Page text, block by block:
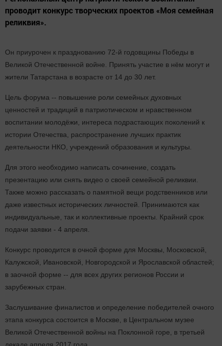
проводит конкурс творческих проектов «Моя семейная
реликвия».
Он приурочен к празднованию 72-й годовщины Победы в
Великой Отечественной войне. Принять участие в нём могут и
жители Татарстана в возрасте от 14 до 30 лет.
Цель форума -- повышение роли семейных духовных
ценностей и традиций в патриотическом и нравственном
воспитании молодёжи, интереса подрастающих поколений к
истории Отечества, распространение лучших практик
деятельности НКО, учреждений образования и культуры.
Для этого необходимо написать сочинение, создать
презентацию или снять видео о своей семейной реликвии.
Также можно рассказать о памятной вещи родственников или
даже известных исторических личностей. Принимаются как
индивидуальные, так и коллективные проекты. Крайний срок
подачи заявки - 4 апреля.
Конкурс проводится в очной форме для Москвы, Московской,
Калужской, Ивановской, Новгородской и Ярославской областей;
в заочной форме -- для всех других регионов России и
зарубежных стран.
Заслушивание финалистов и определение победителей очного
этапа конкурса состоится в Москве, в Центральном музее
Великой Отечественной войны на Поклонной горе, в третьей